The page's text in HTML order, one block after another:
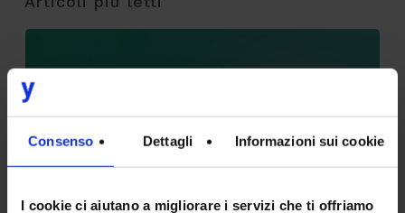
Consenso Dettagli Informazioni sui cookie
I cookie ci aiutano a migliorare i servizi che ti offriamo
deadline al 29/10 per mettersi a norma